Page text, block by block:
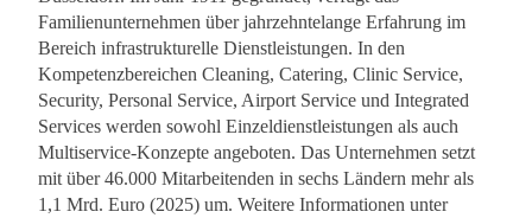
Familienunternehmen über jahrzehntelange Erfahrung im
Bereich infrastrukturelle Dienstleistungen. In den
Kompetenzbereichen Cleaning, Catering, Clinic Service,
Security, Personal Service, Airport Service und Integrated
Services werden sowohl Einzeldienstleistungen als auch
Multiservice-Konzepte angeboten. Das Unternehmen setzt
mit über 46.000 Mitarbeitenden in sechs Ländern mehr als
1,1 Mrd. Euro (2025) um. Weitere Informationen unter